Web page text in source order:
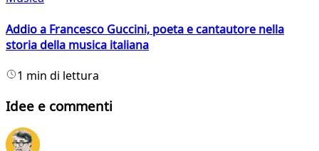
Addio a Francesco Guccini, poeta e cantautore nella
storia della musica italiana
1 min di lettura
Idee e commenti